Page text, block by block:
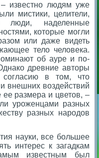
известно людям уже
мистики, целители,
наделенные
которые могли
или даже видеть
тело человека.
об ауре и по-
древние авторы
согласию в том, что
внешних воздействий
ее размера и цветов, –
уроженцами разных
разных народов
науки, все большее
интерес к загадкам
известным был